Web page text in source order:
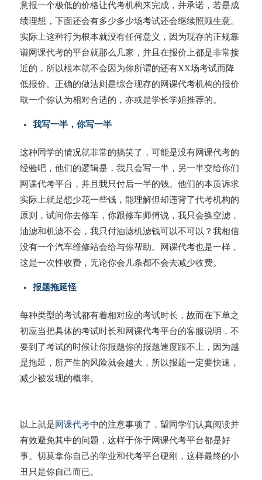
意报一个极低的价格让代考机构来完成，并承诺，若是成
绩理想，下面还会有多少多少场考试还会继续照顾生意。
实际上这种行为根本就没有任何意义，因为现存的正规靠
谱网课代考的平台就那么几家，并且在报价上都是非常接
近的，所以根本就不会因为你所谓的还有XX场考试而降
低报价。正确的做法则是综合现存的网课代考机构的报价
取一个你认为相对合适的，亦或是学长学姐推荐的。
我写一半，你写一半
这种同学的情况就非常的搞笑了，可能是没有网课代考的
经验吧，他们的逻辑是，我只会写一半，另一半交给你们
网课代考平台，并且我只付后一半的钱。他们的本质诉求
实际上就是想少花一些钱，能理解但却违背了代考机构的
原则，试问你去修车，你跟修车师傅说，我只会换空滤，
油滤和机滤不会，我只付油滤机滤钱可以不可以？我相信
没有一个汽车维修站会给与你帮助。网课代考也是一样，
这是一次性收费，无论你会几条都不会去减少收费。
报题拖延怪
每种类型的考试都有着相对应的考试时长，故而在下单之
初应当把具体的考试时长和网课代考平台的客服说明，不
要到了考试的时候让你报题你的报题速度跟不上，因为越
是拖延，所产生的风险就会越大，所以报题一定要快速，
减少被发现的概率。
以上就是网课代考中的注意事项了，望同学们认真阅读并
有效避免其中的问题，这样于你于网课代考平台都是好
事。切莫拿你自己的学业和代考平台硬刚，这样最终的小
丑只是你自己而已。